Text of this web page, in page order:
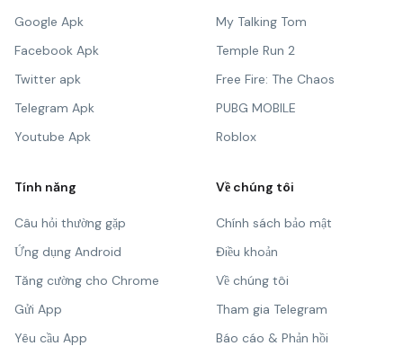
Google Apk
Facebook Apk
Twitter apk
Telegram Apk
Youtube Apk
My Talking Tom
Temple Run 2
Free Fire: The Chaos
PUBG MOBILE
Roblox
Tính năng
Câu hỏi thường gặp
Ứng dụng Android
Tăng cường cho Chrome
Gửi App
Yêu cầu App
Về chúng tôi
Chính sách bảo mật
Điều khoản
Về chúng tôi
Tham gia Telegram
Báo cáo & Phản hồi